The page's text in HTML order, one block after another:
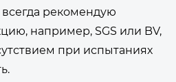
рекомендую
например, SGS или BV,
при испытаниях